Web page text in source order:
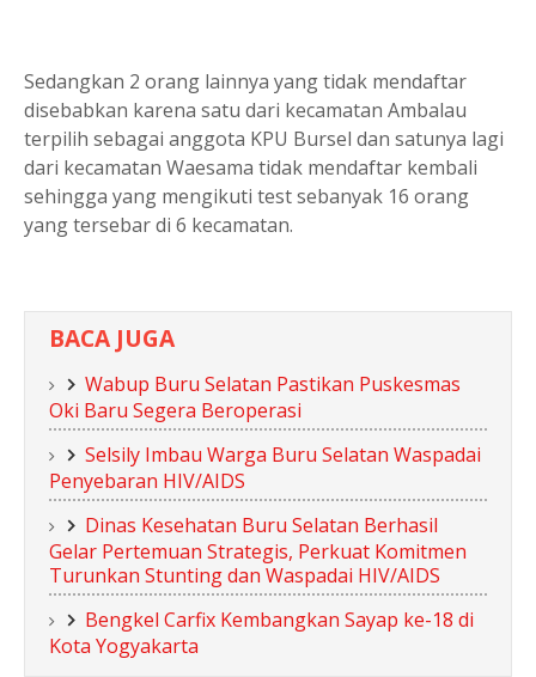
Sedangkan 2 orang lainnya yang tidak mendaftar
disebabkan karena satu dari kecamatan Ambalau
terpilih sebagai anggota KPU Bursel dan satunya lagi
dari kecamatan Waesama tidak mendaftar kembali
sehingga yang mengikuti test sebanyak 16 orang
yang tersebar di 6 kecamatan.
BACA JUGA
Wabup Buru Selatan Pastikan Puskesmas
Oki Baru Segera Beroperasi
Selsily Imbau Warga Buru Selatan Waspadai
Penyebaran HIV/AIDS
Dinas Kesehatan Buru Selatan Berhasil
Gelar Pertemuan Strategis, Perkuat Komitmen
Turunkan Stunting dan Waspadai HIV/AIDS
Bengkel Carfix Kembangkan Sayap ke-18 di
Kota Yogyakarta